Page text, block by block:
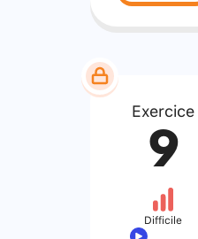
Exercice
9
Difficile